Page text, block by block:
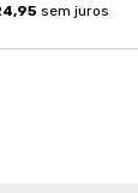
sem juros